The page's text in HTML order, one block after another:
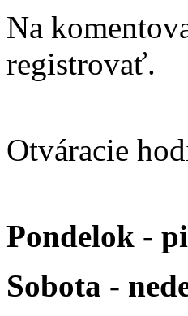
Na
registrovať.
Otváracie
Pondelok -
Sobota -